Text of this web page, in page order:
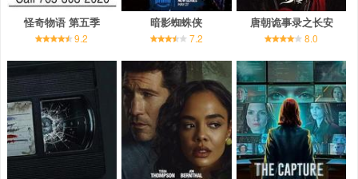
怪奇物语 第五季
9.2
暗影蜘蛛侠
7.2
唐朝诡事录之长安
8.0